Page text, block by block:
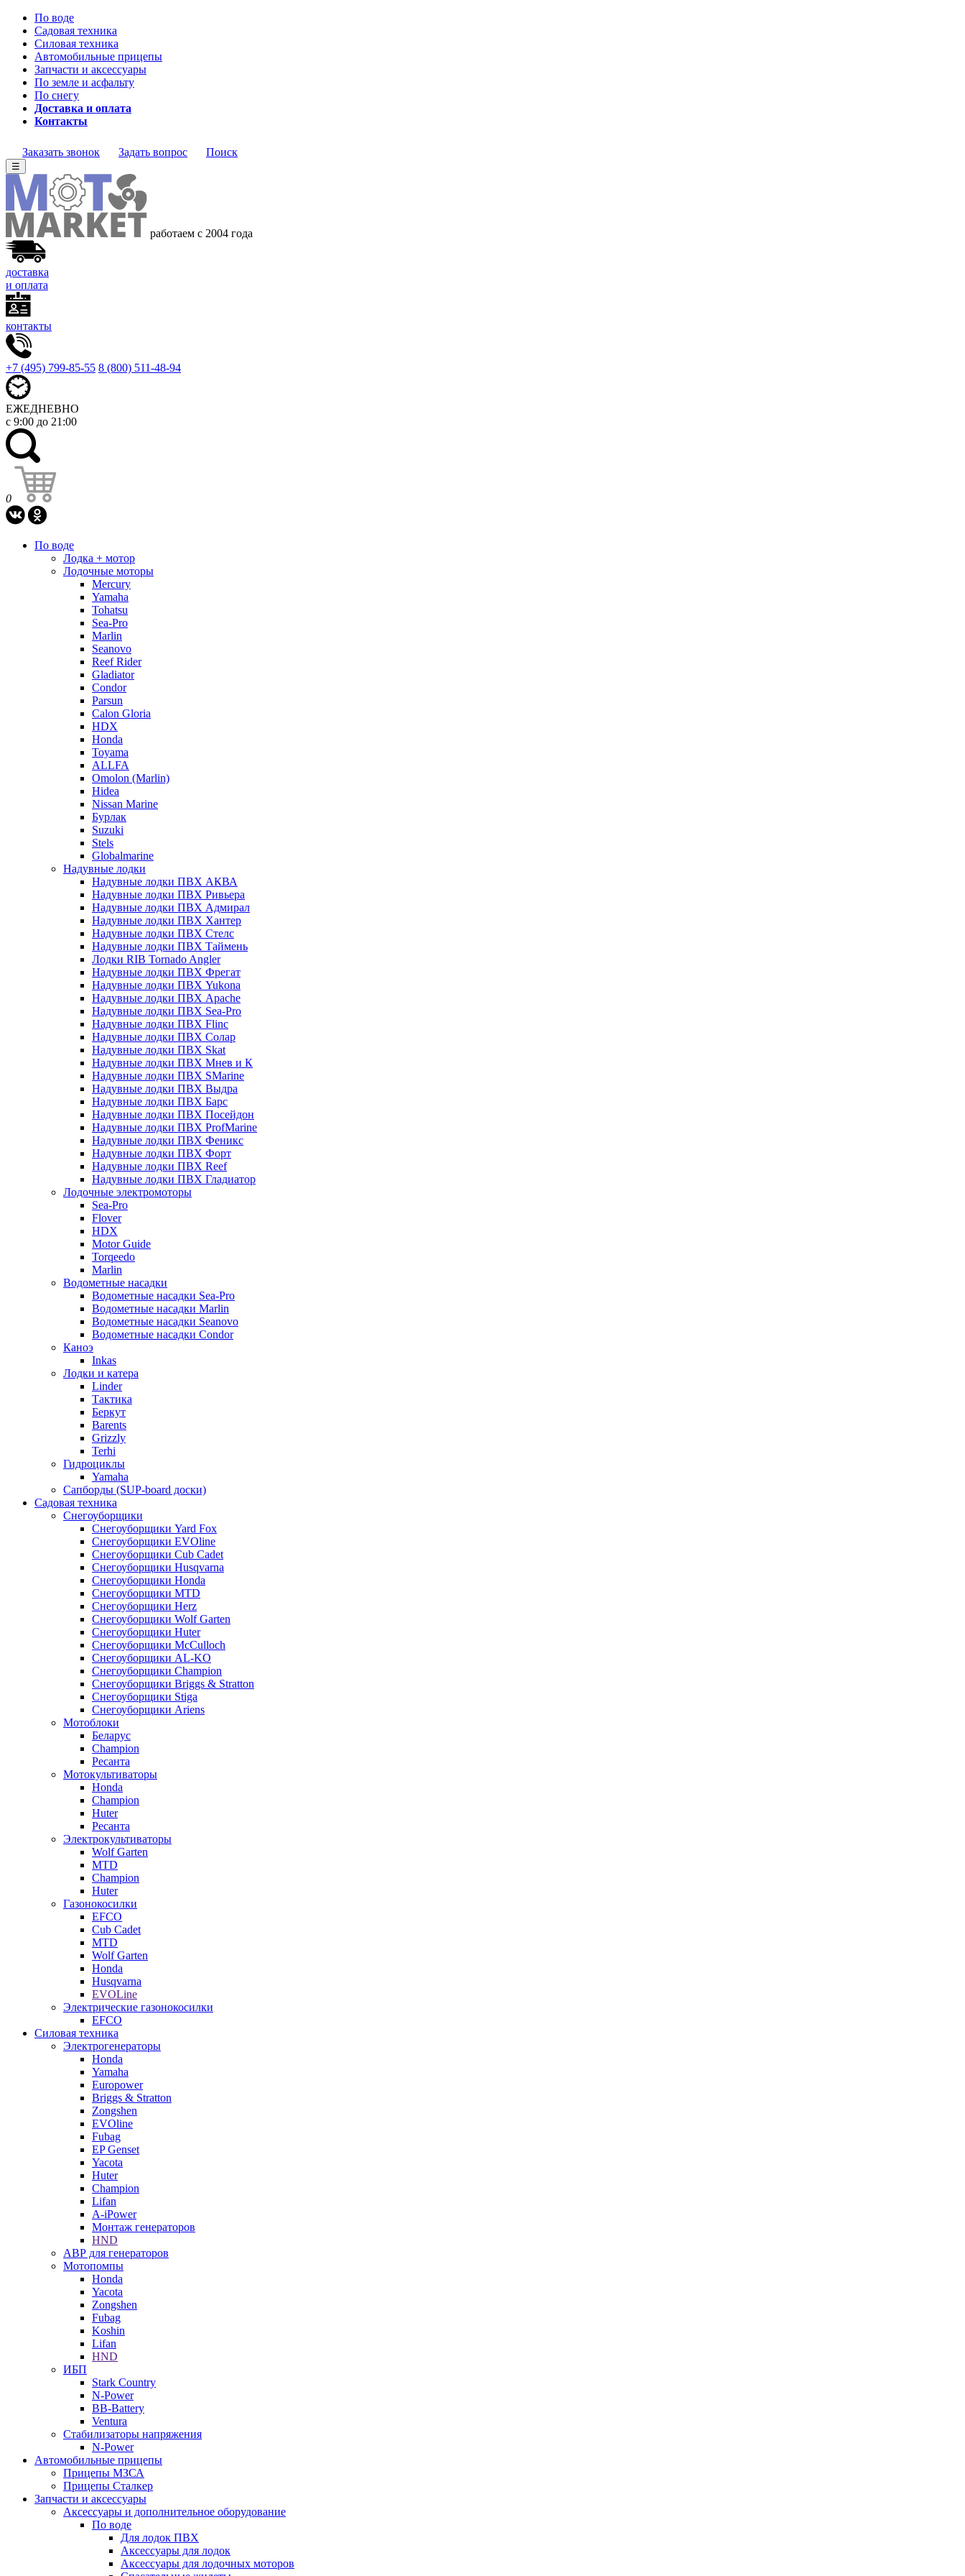
По воде
Садовая техника
Силовая техника
Автомобильные прицепы
Запчасти и аксессуары
По земле и асфальту
По снегу
Доставка и оплата
Контакты
Заказать звонок Задать вопрос Поиск
☰
работаем с 2004 года
доставка
и оплата
контакты
+7 (495) 799-85-55 8 (800) 511-48-94
ЕЖЕДНЕВНО
с 9:00 до 21:00
0
По воде
Лодка + мотор
Лодочные моторы
Mercury
Yamaha
Tohatsu
Sea-Pro
Marlin
Seanovo
Reef Rider
Gladiator
Condor
Parsun
Calon Gloria
HDX
Honda
Toyama
ALLFA
Omolon (Marlin)
Hidea
Nissan Marine
Бурлак
Suzuki
Stels
Globalmarine
Надувные лодки
Надувные лодки ПВХ АКВА
Надувные лодки ПВХ Ривьера
Надувные лодки ПВХ Адмирал
Надувные лодки ПВХ Хантер
Надувные лодки ПВХ Стелс
Надувные лодки ПВХ Таймень
Лодки RIB Tornado Angler
Надувные лодки ПВХ Фрегат
Надувные лодки ПВХ Yukona
Надувные лодки ПВХ Apache
Надувные лодки ПВХ Sea-Pro
Надувные лодки ПВХ Flinc
Надувные лодки ПВХ Солар
Надувные лодки ПВХ Skat
Надувные лодки ПВХ Мнев и К
Надувные лодки ПВХ SMarine
Надувные лодки ПВХ Выдра
Надувные лодки ПВХ Барс
Надувные лодки ПВХ Посейдон
Надувные лодки ПВХ ProfMarine
Надувные лодки ПВХ Феникс
Надувные лодки ПВХ Форт
Надувные лодки ПВХ Reef
Надувные лодки ПВХ Гладиатор
Лодочные электромоторы
Sea-Pro
Flover
HDX
Motor Guide
Torqeedo
Marlin
Водометные насадки
Водометные насадки Sea-Pro
Водометные насадки Marlin
Водометные насадки Seanovo
Водометные насадки Condor
Каноэ
Inkas
Лодки и катера
Linder
Тактика
Беркут
Barents
Grizzly
Terhi
Гидроциклы
Yamaha
Сапборды (SUP-board доски)
Садовая техника
Снегоуборщики
Снегоуборщики Yard Fox
Снегоуборщики EVOline
Снегоуборщики Cub Cadet
Снегоуборщики Husqvarna
Снегоуборщики Honda
Снегоуборщики MTD
Снегоуборщики Herz
Снегоуборщики Wolf Garten
Снегоуборщики Huter
Снегоуборщики McCulloch
Снегоуборщики AL-KO
Снегоуборщики Champion
Снегоуборщики Briggs & Stratton
Снегоуборщики Stiga
Снегоуборщики Ariens
Мотоблоки
Беларус
Champion
Ресанта
Мотокультиваторы
Honda
Champion
Huter
Ресанта
Электрокультиваторы
Wolf Garten
MTD
Champion
Huter
Газонокосилки
EFCO
Cub Cadet
MTD
Wolf Garten
Honda
Husqvarna
EVOLine
Электрические газонокосилки
EFCO
Силовая техника
Электрогенераторы
Honda
Yamaha
Europower
Briggs & Stratton
Zongshen
EVOline
Fubag
EP Genset
Yacota
Huter
Champion
Lifan
A-iPower
Монтаж генераторов
HND
АВР для генераторов
Мотопомпы
Honda
Yacota
Zongshen
Fubag
Koshin
Lifan
HND
ИБП
Stark Country
N-Power
BB-Battery
Ventura
Стабилизаторы напряжения
N-Power
Автомобильные прицепы
Прицепы МЗСА
Прицепы Сталкер
Запчасти и аксессуары
Аксессуары и дополнительное оборудование
По воде
Для лодок ПВХ
Аксессуары для лодок
Аксессуары для лодочных моторов